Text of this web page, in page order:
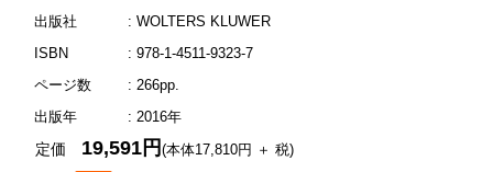
出版社
: WOLTERS KLUWER
ISBN
: 978-1-4511-9323-7
ページ数
: 266pp.
出版年
: 2016年
定価 19,591円(本体17,810円 ＋ 税)